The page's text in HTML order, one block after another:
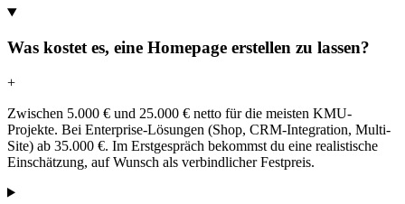
Was kostet es, eine Homepage erstellen zu lassen?
+
Zwischen 5.000 € und 25.000 € netto für die meisten KMU-
Projekte. Bei Enterprise-Lösungen (Shop, CRM-Integration, Multi-
Site) ab 35.000 €. Im Erstgespräch bekommst du eine realistische
Einschätzung, auf Wunsch als verbindlicher Festpreis.